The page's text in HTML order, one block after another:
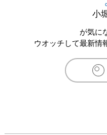
小
が気に
ウオッチして最新情